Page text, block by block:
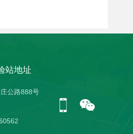
站地址
庄公路888号